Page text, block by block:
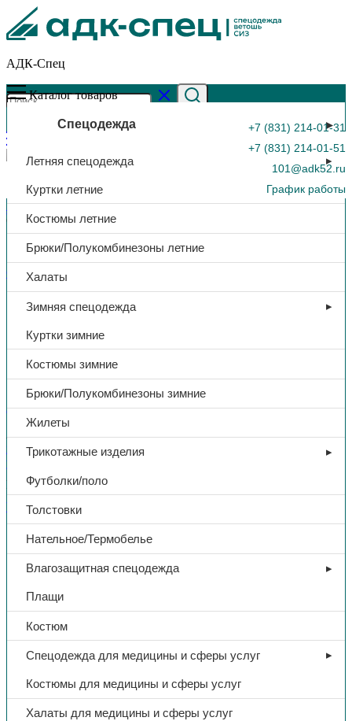
АДК-Спец
+7 (831) 214-01-31
+7 (831) 214-01-51
101@adk52.ru
График работы
0
Каталог товаров
Спецодежда
Летняя спецодежда
Куртки летние
Костюмы летние
Брюки/Полукомбинезоны летние
Халаты
Зимняя спецодежда
Куртки зимние
Костюмы зимние
Брюки/Полукомбинезоны зимние
Жилеты
Трикотажные изделия
Футболки/поло
Толстовки
Нательное/Термобелье
Влагозащитная спецодежда
Плащи
Костюм
Спецодежда для медицины и сферы услуг
Костюмы для медицины и сферы услуг
Халаты для медицины и сферы услуг
Главная страница»Каталог»Халат «Магнолия», тк. Тиси,
(морская волна)
Спецодежда
Халат «Магнолия», тк. Тиси,
(морская волна)
1680,00₽
В избранное
Артикул:Н/Д Категории:Спецодежда,Спецодежда для
медицины и сферы услуг,
услуг
Поделиться:
Поделиться в Telegram
Whatsapp
Поделиться в Ok
Доп. информация
Тип Халат
Ткань Тиси
Цвет морская волна